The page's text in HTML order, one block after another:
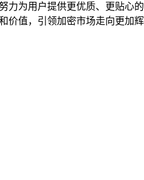
力为用户提供更优质、更贴心
值，引领加密市场走向更加辉